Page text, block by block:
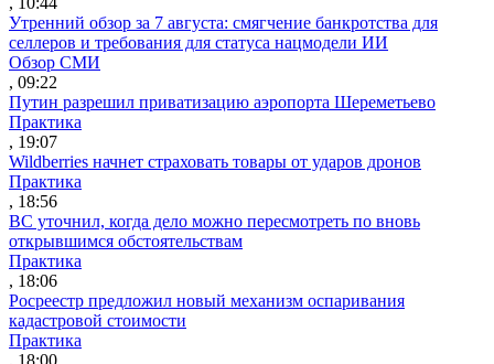
Утренний обзор за 7 августа: смягчение банкротства для
селлеров и требования для статуса нацмодели ИИ
Обзор СМИ
, 09:22
Путин разрешил приватизацию аэропорта Шереметьево
Практика
, 19:07
Wildberries начнет страховать товары от ударов дронов
Практика
, 18:56
ВС уточнил, когда дело можно пересмотреть по вновь
открывшимся обстоятельствам
Практика
, 18:06
Росреестр предложил новый механизм оспаривания
кадастровой стоимости
Практика
, 18:00